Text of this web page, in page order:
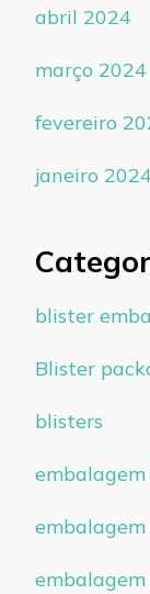
abril 2024
março 2024
fevereiro
janeiro
blister
Blister
blisters